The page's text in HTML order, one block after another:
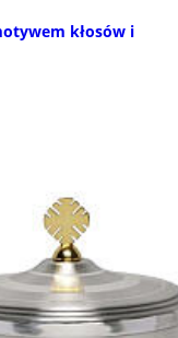
kłosów i